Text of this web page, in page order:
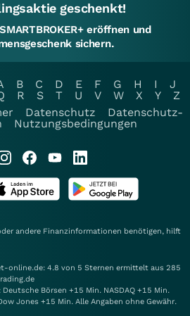
geschenkt!
eröffnen und
sichern.
B C D E F G H I
J
R S T U V W X Y
Z
Datenschutz
Datenschutz-
Nutzungsbedingungen
andere Finanzinformationen benötigen, hilft
online.de: 4.8 von 5 Sternen ermittelt aus 285
Börsen +15 Min. NASDAQ +15 Min.
Jones +15 Min. Alle Angaben ohne Gewähr.